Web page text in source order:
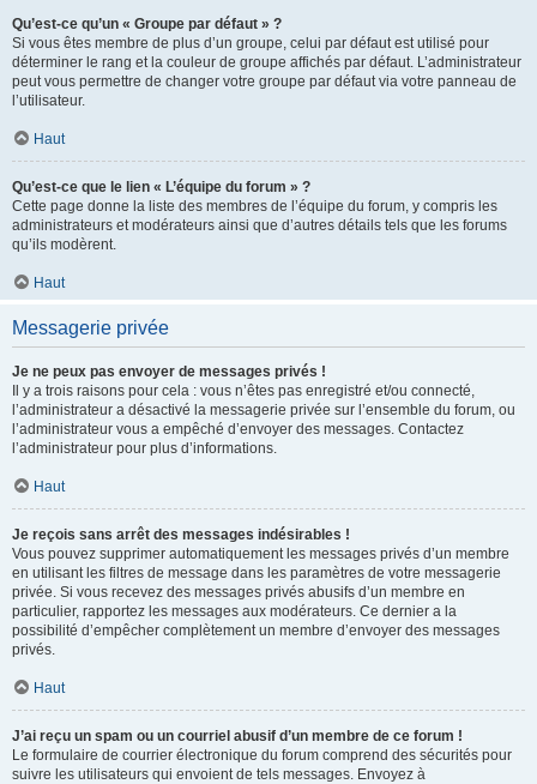
Qu’est-ce qu’un « Groupe par défaut » ?
Si vous êtes membre de plus d’un groupe, celui par défaut est utilisé pour
déterminer le rang et la couleur de groupe affichés par défaut. L’administrateur
peut vous permettre de changer votre groupe par défaut via votre panneau de
l’utilisateur.
Haut
Qu’est-ce que le lien « L’équipe du forum » ?
Cette page donne la liste des membres de l’équipe du forum, y compris les
administrateurs et modérateurs ainsi que d’autres détails tels que les forums
qu’ils modèrent.
Haut
Messagerie privée
Je ne peux pas envoyer de messages privés !
Il y a trois raisons pour cela : vous n’êtes pas enregistré et/ou connecté,
l’administrateur a désactivé la messagerie privée sur l’ensemble du forum, ou
l’administrateur vous a empêché d’envoyer des messages. Contactez
l’administrateur pour plus d’informations.
Haut
Je reçois sans arrêt des messages indésirables !
Vous pouvez supprimer automatiquement les messages privés d’un membre
en utilisant les filtres de message dans les paramètres de votre messagerie
privée. Si vous recevez des messages privés abusifs d’un membre en
particulier, rapportez les messages aux modérateurs. Ce dernier a la
possibilité d’empêcher complètement un membre d’envoyer des messages
privés.
Haut
J’ai reçu un spam ou un courriel abusif d’un membre de ce forum !
Le formulaire de courrier électronique du forum comprend des sécurités pour
suivre les utilisateurs qui envoient de tels messages. Envoyez à